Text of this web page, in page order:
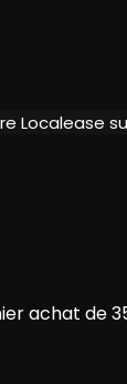
Localease
achat de